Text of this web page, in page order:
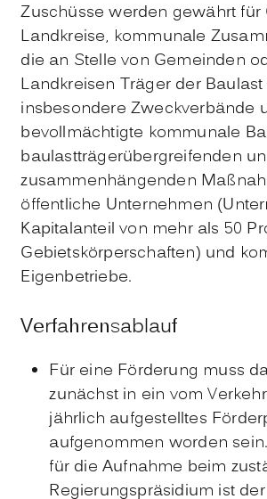
Zuschüsse werden gewährt für
Landkreise, kommunale
die an Stelle von Gemeinden
Landkreisen Träger der Baulast
insbesondere Zweckverbände
bevollmächtigte kommunale
baulastträgerübergreifenden
zusammenhängenden
öffentliche Unternehmen
Kapitalanteil von mehr als 50
Gebietskörperschaften) und
Eigenbetriebe.
Verfahrensablauf
Für eine Förderung muss
zunächst in ein vom
jährlich aufgestelltes
aufgenommen worden
für die Aufnahme beim
Regierungspräsidium ist